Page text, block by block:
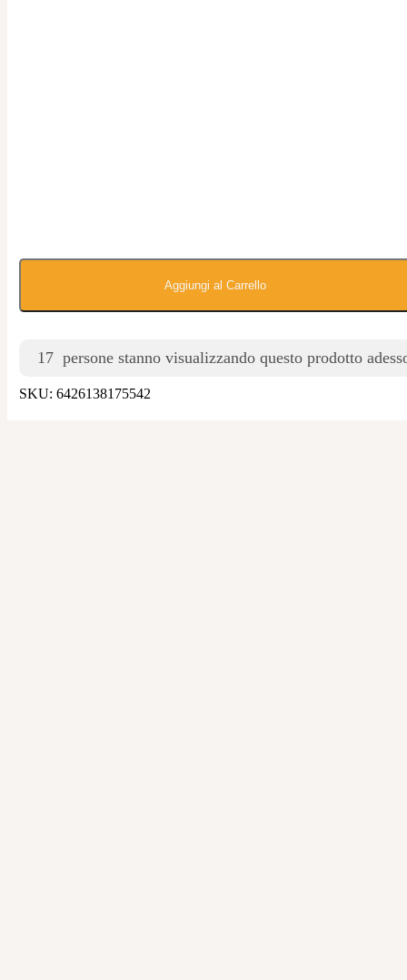
Aggiungi al Carrello
17 persone stanno visualizzando questo prodotto
SKU: 6426138175542